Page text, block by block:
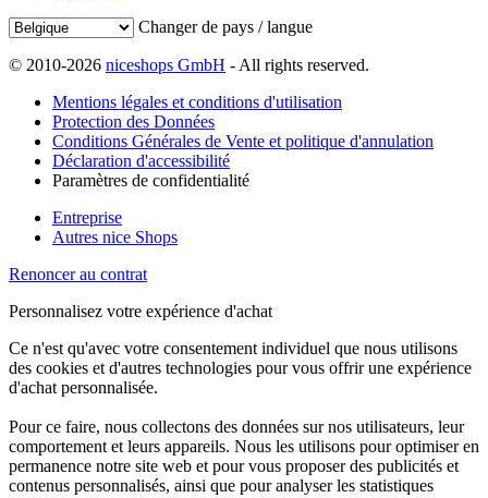
Changer de pays / langue
© 2010-2026 niceshops GmbH - All rights reserved.
Mentions légales et conditions d'utilisation
Protection des Données
Conditions Générales de Vente et politique d'annulation
Déclaration d'accessibilité
Paramètres de confidentialité
Entreprise
Autres nice Shops
Renoncer au contrat
Personnalisez votre expérience d'achat
Ce n'est qu'avec votre consentement individuel que nous utilisons
des cookies et d'autres technologies pour vous offrir une expérience
d'achat personnalisée.
Pour ce faire, nous collectons des données sur nos utilisateurs, leur
comportement et leurs appareils. Nous les utilisons pour optimiser en
permanence notre site web et pour vous proposer des publicités et
contenus personnalisés, ainsi que pour analyser les statistiques